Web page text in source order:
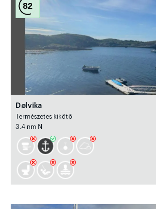
82
Dølvika
Természetes kikötő
3.4 nm N